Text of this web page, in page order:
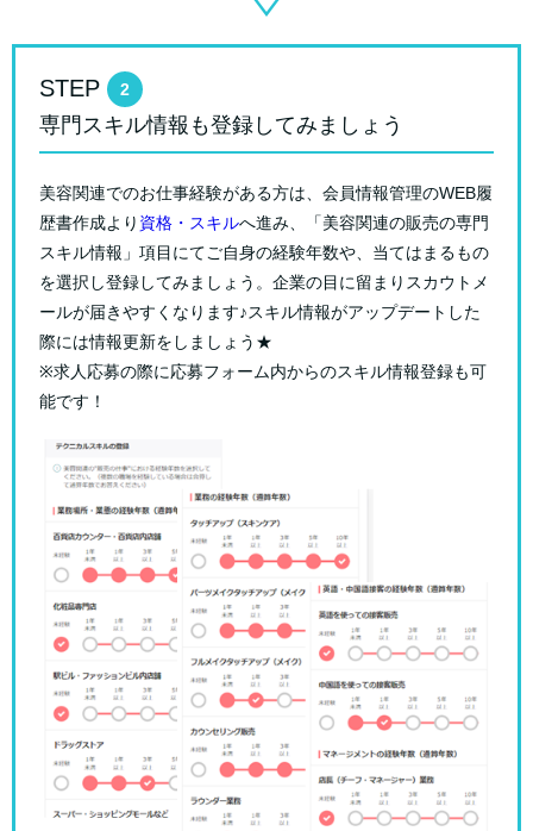
STEP 2
専門スキル情報も登録してみましょう
美容関連でのお仕事経験がある方は、会員情報管理のWEB履
歴書作成より 資格・スキルへ進み、「美容関連の販売の専門
スキル情報」項目にてご自身の経験年数や、当てはまるもの
を選択し登録してみましょう。企業の目に留まりスカウトメ
ールが届きやすくなります♪スキル情報がアップデートした
際には情報更新をしましょう★
※求人応募の際に応募フォーム内からのスキル情報登録も可
能です！